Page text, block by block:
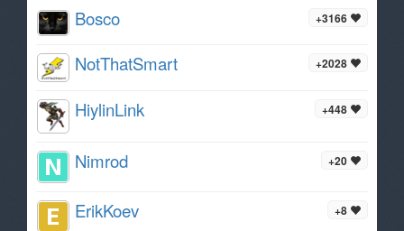
+3166
Bosco
+2028
NotThatSmart
+448
HiylinLink
+20
Nimrod
+8
ErikKoev